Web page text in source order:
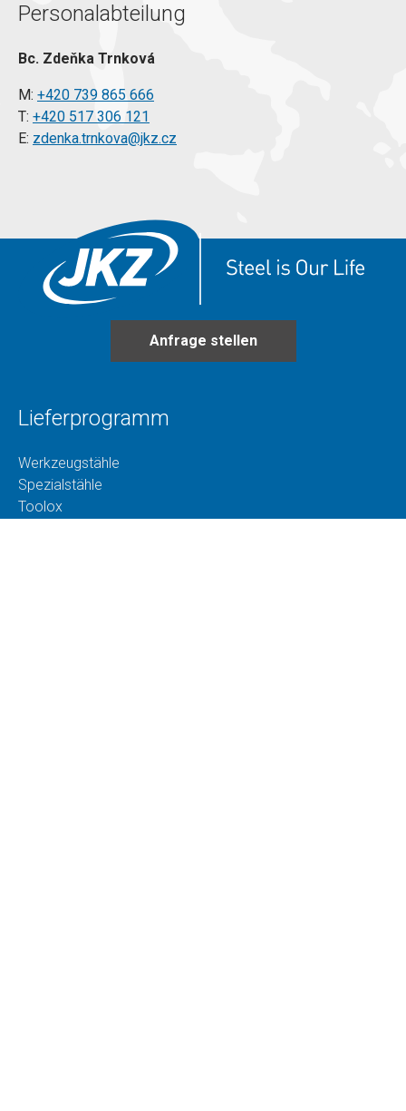
Personalabteilung
Bc. Zdeňka Trnková
M: +420 739 865 666
T: +420 517 306 121
E: zdenka.trnkova@jkz.cz
Anfrage stellen
Lieferprogramm
Werkzeugstähle
Spezialstähle
Toolox